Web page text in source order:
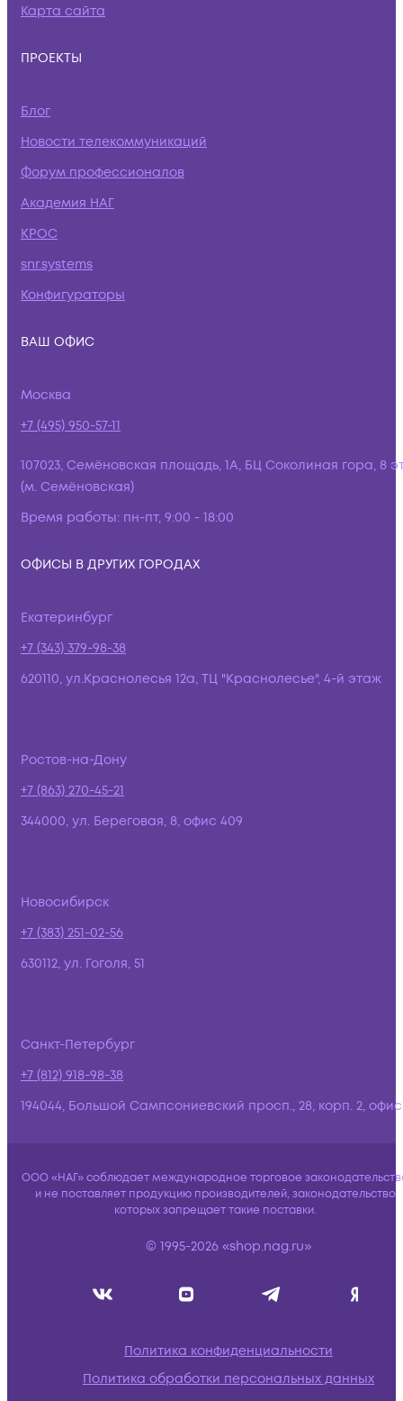
Карта сайта
ПРОЕКТЫ
Блог
Новости телекоммуникаций
Форум профессионалов
Академия НАГ
КРОС
snr.systems
Конфигураторы
ВАШ ОФИС
Москва
+7 (495) 950-57-11
107023, Семёновская площадь, 1А, БЦ Соколиная гора, 8
(м. Семёновская)
Время работы: пн-пт, 9:00 - 18:00
ОФИСЫ В ДРУГИХ ГОРОДАХ
Екатеринбург
+7 (343) 379-98-38
620110, ул.Краснолесья 12а, ТЦ "Краснолесье", 4-й этаж
Ростов-на-Дону
+7 (863) 270-45-21
344000, ул. Береговая, 8, офис 409
Новосибирск
+7 (383) 251-02-56
630112, ул. Гоголя, 51
Санкт-Петербург
+7 (812) 918-98-38
194044, Большой Сампсониевский просп., 28, корп. 2,
ООО «НАГ» соблюдает международное торговое
и не поставляет продукцию производителей, законодательство
которых запрещает такие поставки.
© 1995-2026 «shop.nag.ru»
Политика конфиденциальности
Политика обработки персональных данных